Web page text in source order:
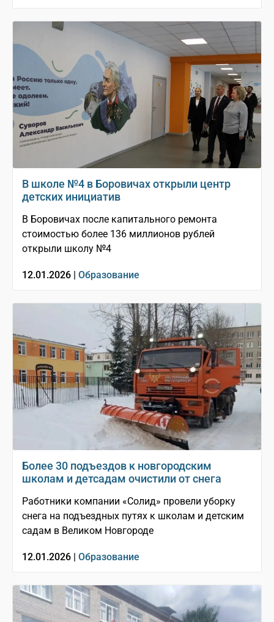
В школе №4 в Боровичах открыли центр
детских инициатив
В Боровичах после капитального ремонта
стоимостью более 136 миллионов рублей
открыли школу №4
12.01.2026 | Образование
Более 30 подъездов к новгородским
школам и детсадам очистили от снега
Работники компании «Солид» провели уборку
снега на подъездных путях к школам и детским
садам в Великом Новгороде
12.01.2026 | Образование